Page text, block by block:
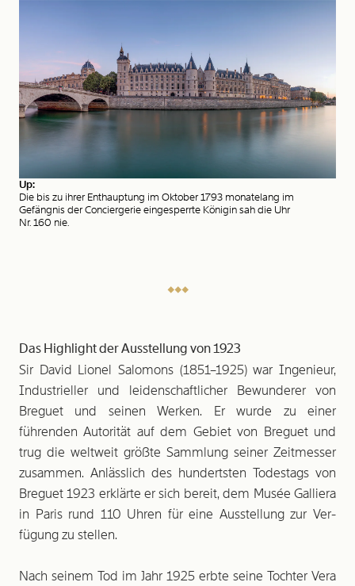
Up:
Die bis zu ihrer Enthauptung im Oktober 1793 monatelang im
Gefängnis der Conciergerie eingesperrte Königin sah die Uhr
Nr. 160 nie.
Das Highlight der Ausstellung von 1923
Sir David Lionel Salomons (1851–1925) war Ingenieur,
Industrieller und leidenschaftlicher Bewunderer von
Breguet und seinen Werken. Er wurde zu einer
führenden Autorität auf dem Gebiet von Breguet und
trug die weltweit größte Sammlung seiner Zeitmesser
zusammen. Anlässlich des hundertsten Todestags von
Breguet 1923 erklärte er sich bereit, dem Musée Galliera
in Paris rund 110 Uhren für eine Ausstellung zur Ver­
fügung zu stellen.
Nach seinem Tod im Jahr 1925 erbte seine Tochter Vera